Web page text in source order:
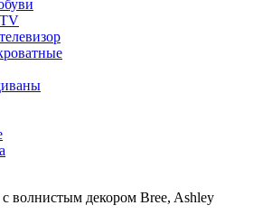
с волнистым декором Bree, Ashley